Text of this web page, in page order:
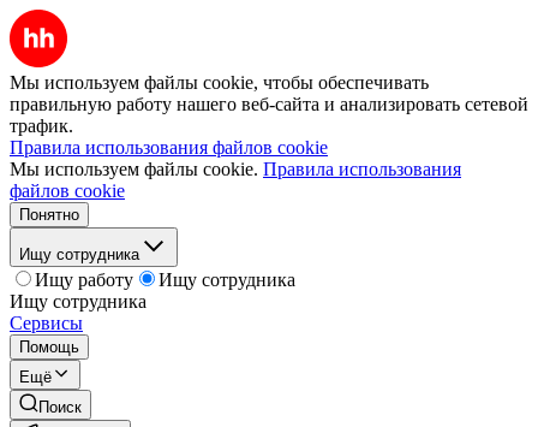
Мы используем файлы cookie, чтобы обеспечивать
правильную работу нашего веб-сайта и анализировать сетевой
трафик.
Правила использования файлов cookie
Мы используем файлы cookie. Правила использования
файлов cookie
Понятно
Ищу сотрудника
Ищу работу
Ищу сотрудника
Ищу сотрудника
Сервисы
Помощь
Ещё
Поиск